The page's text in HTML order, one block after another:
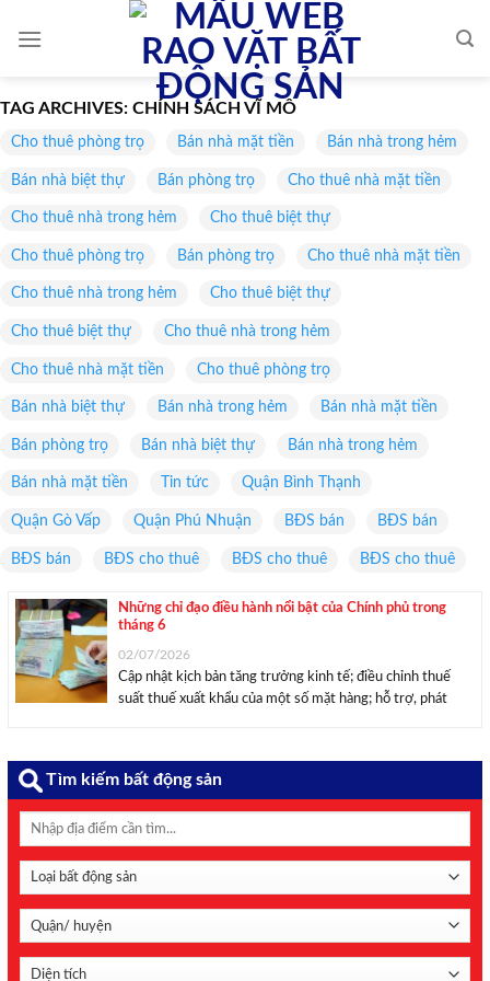
TAG ARCHIVES: CHÍNH SÁCH VĨ MÔ
Cho thuê phòng trọ Bán nhà mặt tiền Bán nhà trong hẻm
Bán nhà biệt thự Bán phòng trọ Cho thuê nhà mặt tiền
Cho thuê nhà trong hẻm Cho thuê biệt thự
Cho thuê phòng trọ Bán phòng trọ Cho thuê nhà mặt tiền
Cho thuê nhà trong hẻm Cho thuê biệt thự
Cho thuê biệt thự Cho thuê nhà trong hẻm
Cho thuê nhà mặt tiền Cho thuê phòng trọ
Bán nhà biệt thự Bán nhà trong hẻm Bán nhà mặt tiền
Bán phòng trọ Bán nhà biệt thự Bán nhà trong hẻm
Bán nhà mặt tiền Tin tức Quận Bình Thạnh
Quận Gò Vấp Quận Phú Nhuận BĐS bán BĐS bán
BĐS bán BĐS cho thuê BĐS cho thuê BĐS cho thuê
Những chỉ đạo điều hành nổi bật của Chính phủ trong
tháng 6
02/07/2026
Cập nhật kịch bản tăng trưởng kinh tế; điều chỉnh thuế
suất thuế xuất khẩu của một số mặt hàng; hỗ trợ, phát
Tìm kiếm bất động sản